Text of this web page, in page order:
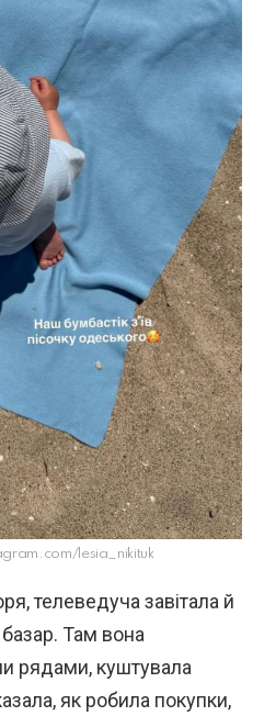
lesia_nikituk
телеведуча завітала й
Там вона
рядами, куштувала
як робила покупки,